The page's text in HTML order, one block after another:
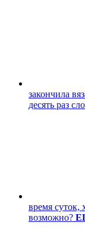
закончила
десять раз
время суток,
возможно?